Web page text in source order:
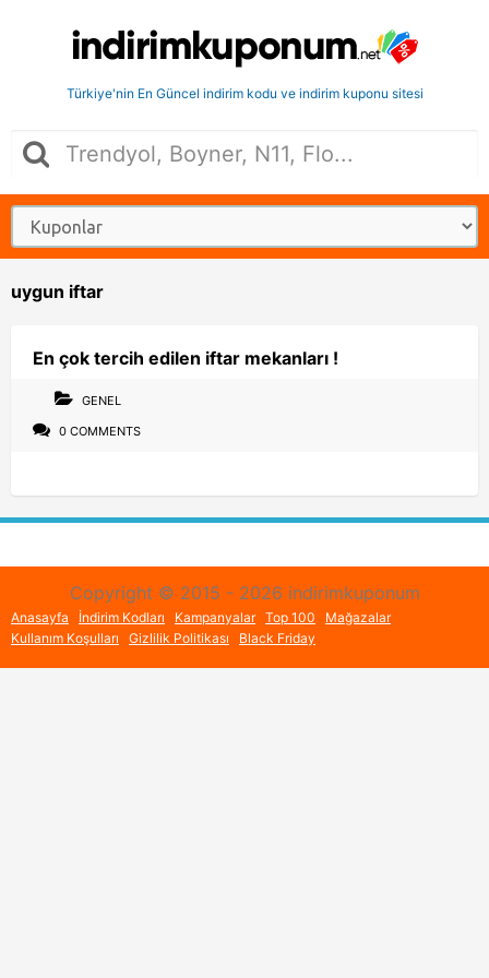
Türkiye'nin En Güncel indirim kodu ve indirim kuponu sitesi
uygun iftar
En çok tercih edilen iftar mekanları !
GENEL
0 COMMENTS
Copyright © 2015 - 2026 indirimkuponum
Anasayfa İndirim Kodları Kampanyalar Top 100
Mağazalar
Kullanım Koşulları
Gizlilik Politikası Black Friday